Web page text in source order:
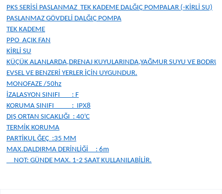
PKS SERİSİ PASLANMAZ TEK KADEME DALĞIÇ POMPALAR (-KİRLİ SU)
PASLANMAZ GÖVDELİ DALĞIÇ POMPA
TEK KADEME
PPO AÇIK FAN
KİRLİ SU
KÜÇÜK ALANLARDA,DRENAJ KUYULARINDA,YAĞMUR SUYU VE
EVSEL VE BENZERİ YERLER İÇİN UYGUNDUR.
MONOFAZE /50hz
İZALASYON SINIFI : F
KORUMA SINIFI : IPX8
DIŞ ORTAN SICAKLIĞI : 40'C
TERMİK KORUMA
PARTİKUL ĞEÇ :35 MM
MAX.DALDIRMA DERİNLİĞİ : 6m
NOT: GÜNDE MAX. 1-2 SAAT KULLANILABİLİR.